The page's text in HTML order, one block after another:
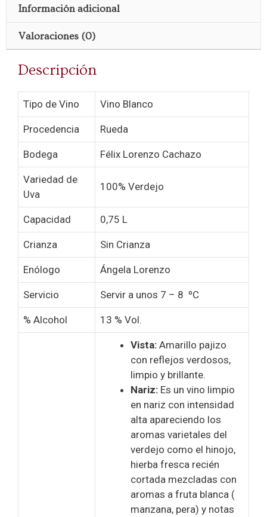
Información adicional
Valoraciones (0)
Descripción
Tipo de Vino Vino Blanco
Procedencia Rueda
Bodega Félix Lorenzo Cachazo
Variedad de
Uva
100% Verdejo
Capacidad 0,75 L
Crianza Sin Crianza
Enólogo Ángela Lorenzo
Servicio Servir a unos 7 – 8 ºC
% Alcohol 13 % Vol.
Vista: Amarillo pajizo
con reflejos verdosos,
limpio y brillante.
Nariz: Es un vino limpio
en nariz con intensidad
alta apareciendo los
aromas varietales del
verdejo como el hinojo,
hierba fresca recién
cortada mezcladas con
aromas a fruta blanca (
manzana, pera) y notas